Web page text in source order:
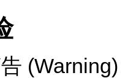
(Warning)